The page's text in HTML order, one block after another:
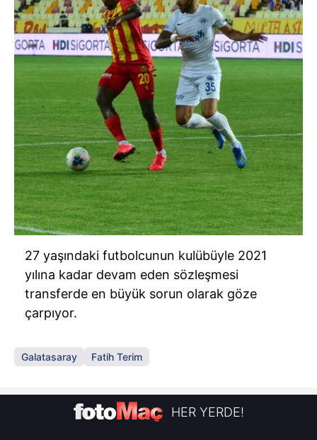
27 yaşındaki futbolcunun kulübüyle 2021
yılına kadar devam eden sözleşmesi
transferde en büyük sorun olarak göze
çarpıyor.
Galatasaray Fatih Terim
HER YERDE!